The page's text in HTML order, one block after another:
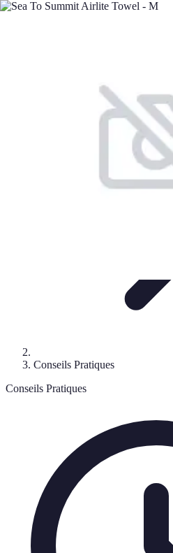
Minimalisme Voyage
Conseils Pratiques
Conseils Pratiques